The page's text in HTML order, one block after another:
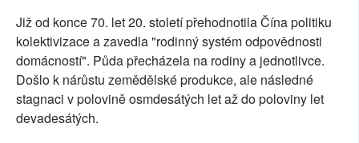
Již od konce 70. let 20. století přehodnotila Čína politiku
kolektivizace a zavedla "rodinný systém odpovědnosti
domácností". Půda přecházela na rodiny a jednotlivce.
Došlo k nárůstu zemědělské produkce, ale následné
stagnaci v polovině osmdesátých let až do poloviny let
devadesátých.